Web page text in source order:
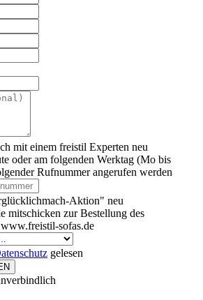
mit einem freistil Experten neu
oder am folgenden Werktag (Mo bis
Rufnummer angerufen werden
Aktion" neu
mitschicken zur Bestellung des
sofas.de
gelesen